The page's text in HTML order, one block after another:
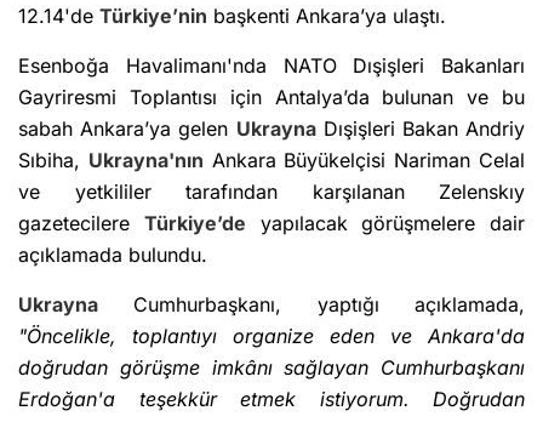
12.14'de Türkiye’nin başkenti Ankara’ya ulaştı.
Esenboğa Havalimanı'nda NATO Dışişleri Bakanları
Gayriresmi Toplantısı için Antalya’da bulunan ve bu
sabah Ankara’ya gelen UkraynaDışişleri Bakan Andriy
Sıbiha, Ukrayna'nın Ankara Büyükelçisi Nariman Celal
ve yetkililer tarafından karşılanan Zelenskıy
gazetecilere Türkiye’de yapılacak görüşmelere dair
açıklamada bulundu.
Ukrayna Cumhurbaşkanı, yaptığı açıklamada,
"Öncelikle, toplantıyı organize eden ve Ankara'da
doğrudan görüşme imkânı sağlayan Cumhurbaşkanı
Erdoğan'a teşekkür etmek istiyorum. Doğrudan